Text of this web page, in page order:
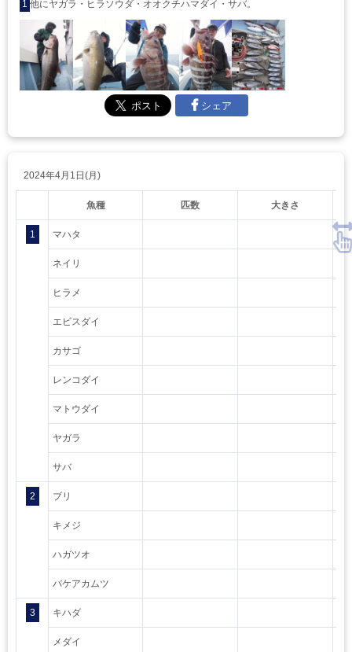
1 他にヤガラ・ヒラソウダ・オオクチハマダイ・サバ。
シェア
2024年4月1日(月)
魚種 匹数 大きさ
1 マハタ
ネイリ
ヒラメ
エビスダイ
カサゴ
レンコダイ
マトウダイ
ヤガラ
サバ
2 ブリ
キメジ
ハガツオ
バケアカムツ
3 キハダ
メダイ